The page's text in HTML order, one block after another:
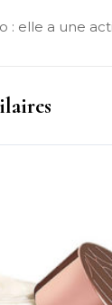
: elle a une